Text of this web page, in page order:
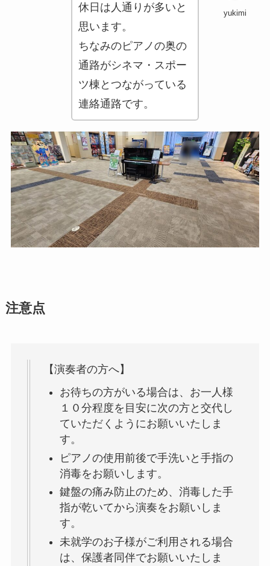
yukimi
休日は人通りが多いと
思います。
ちなみのピアノの奥の
通路がシネマ・スポー
ツ棟とつながっている
連絡通路です。
注意点
【演奏者の方へ】
お待ちの方がいる場合は、お一人様
１０分程度を目安に次の方と交代し
ていただくようにお願いいたしま
す。
ピアノの使用前後で手洗いと手指の
消毒をお願いします。
鍵盤の痛み防止のため、消毒した手
指が乾いてから演奏をお願いしま
す。
未就学のお子様がご利用される場合
は、保護者同伴でお願いいたしま